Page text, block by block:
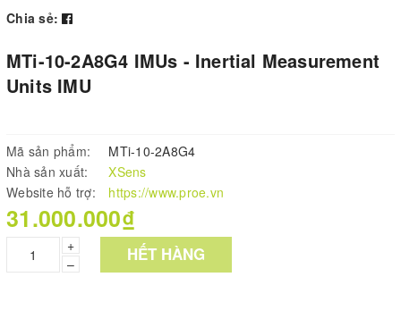
Chia sẻ:
MTi-10-2A8G4 IMUs - Inertial Measurement
Units IMU
Mã sản phẩm:
MTi-10-2A8G4
Nhà sản xuất:
XSens
Website hỗ trợ:
https://www.proe.vn
31.000.000₫
+
–
HẾT HÀNG